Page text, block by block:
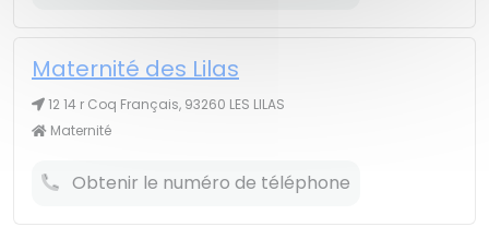
Maternité des Lilas
12 14 r Coq Français, 93260 LES LILAS
Maternité
Obtenir le numéro de téléphone